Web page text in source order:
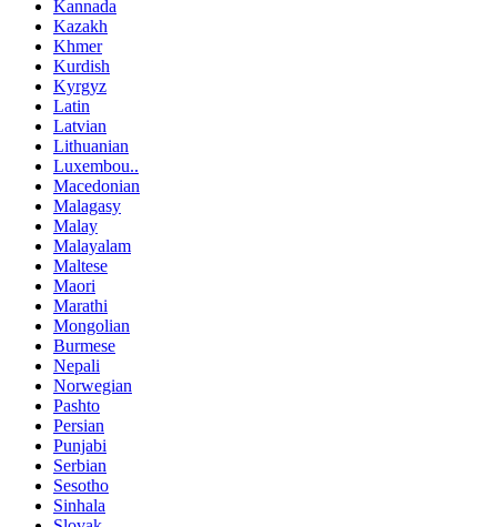
Kannada
Kazakh
Khmer
Kurdish
Kyrgyz
Latin
Latvian
Lithuanian
Luxembou..
Macedonian
Malagasy
Malay
Malayalam
Maltese
Maori
Marathi
Mongolian
Burmese
Nepali
Norwegian
Pashto
Persian
Punjabi
Serbian
Sesotho
Sinhala